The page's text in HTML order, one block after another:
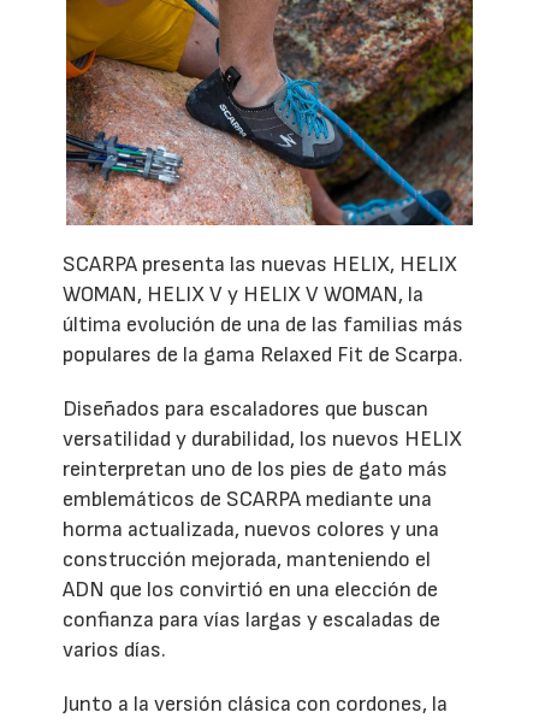
SCARPA presenta las nuevas HELIX, HELIX
WOMAN, HELIX V y HELIX V WOMAN, la
última evolución de una de las familias más
populares de la gama Relaxed Fit de Scarpa.
Diseñados para escaladores que buscan
versatilidad y durabilidad, los nuevos HELIX
reinterpretan uno de los pies de gato más
emblemáticos de SCARPA mediante una
horma actualizada, nuevos colores y una
construcción mejorada, manteniendo el
ADN que los convirtió en una elección de
confianza para vías largas y escaladas de
varios días.
Junto a la versión clásica con cordones, la